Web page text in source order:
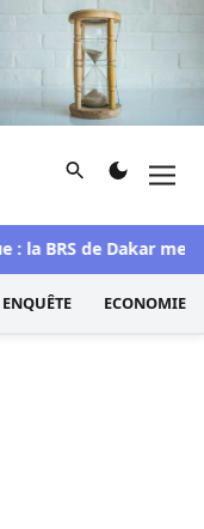
et d'investigation
Rechercher
la BRS de Dakar met
ENQUÊTE ECONOMIE